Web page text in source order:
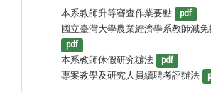
本系教師升等審查作業要點 pdf
國立臺灣大學農業經濟學系教師減
pdf
本系教師休假研究辦法 pdf
專案教學及研究人員續聘考評辦法